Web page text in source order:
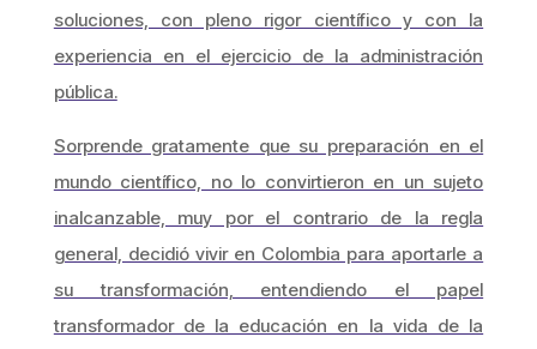
soluciones, con pleno rigor científico y con la
experiencia en el ejercicio de la administración
pública.
Sorprende gratamente que su preparación en el
mundo científico, no lo convirtieron en un sujeto
inalcanzable, muy por el contrario de la regla
general, decidió vivir en Colombia para aportarle a
su transformación, entendiendo el papel
transformador de la educación en la vida de la